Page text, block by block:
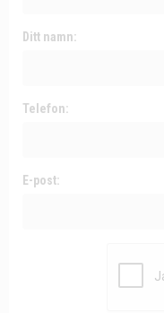
Ditt namn:
Telefon:
E-post: